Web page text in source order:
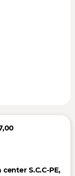
S.C.C-PE,